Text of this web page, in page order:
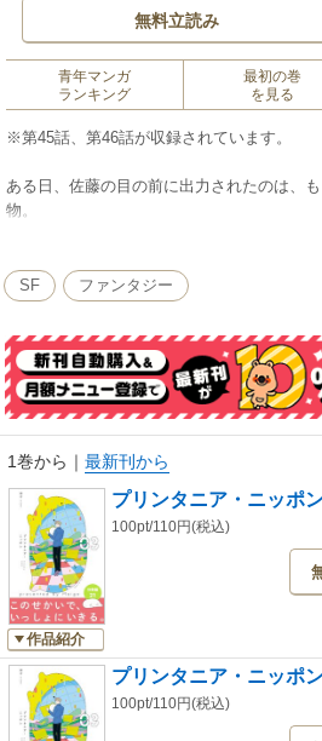
無料立読み
青年マンガ
ランキング
最初の巻
を見る
※第45話、第46話が収録されています。
ある日、佐藤の目の前に出力されたのは、
物。
『プリンタニア・ニッポン』として新種登
SF ファンタジー
1巻から ｜ 最新刊から
作品紹介
プリンタニア・ニッポ
100pt/110円(税込)
プリンタニア・ニッポ
100pt/110円(税込)